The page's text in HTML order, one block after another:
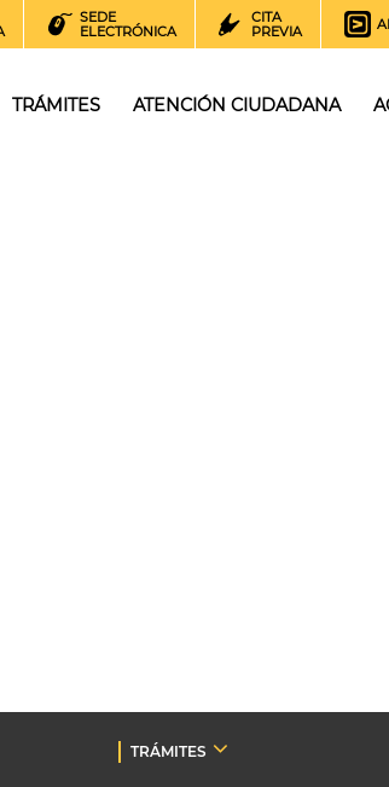
SEDE
ELECTRÓNICA
CITA
PREVIA
TRÁMITES ATENCIÓN CIUDADANA
TRÁMITES